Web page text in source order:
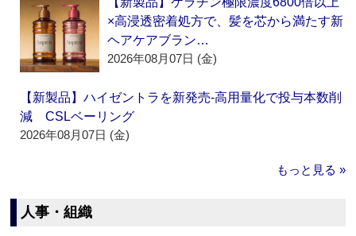
×高浸透密着処方で、髪を芯から満たす新
ヘアケアブラン…
2026年08月07日 (金)
【新製品】ハイゼントラを新発売‐高用量化で投与本数削
減 CSLベーリング
2026年08月07日 (金)
もっと見る »
人事・組織